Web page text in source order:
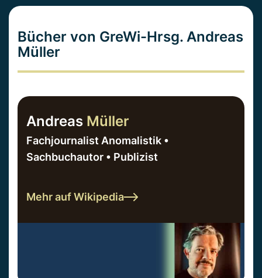
Bücher von GreWi-Hrsg. Andreas
Müller
Andreas Müller
Fachjournalist Anomalistik •
Sachbuchautor • Publizist
Mehr auf Wikipedia